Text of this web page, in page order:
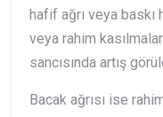
hafif ağrı veya
veya rahim
sancısında artış
Bacak ağrısı ise